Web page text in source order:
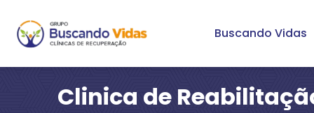
Buscando Vidas
Clinica de